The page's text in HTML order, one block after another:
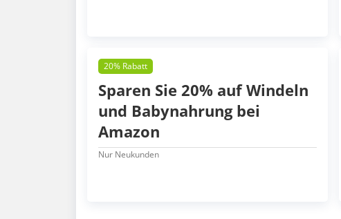
20% Rabatt
Sparen Sie 20% auf Windeln
und Babynahrung bei
Amazon
Nur Neukunden